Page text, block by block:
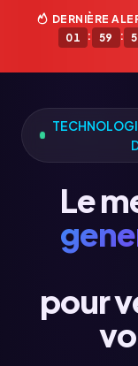
DERNIÈRE
01
: 59 :
Le
pour